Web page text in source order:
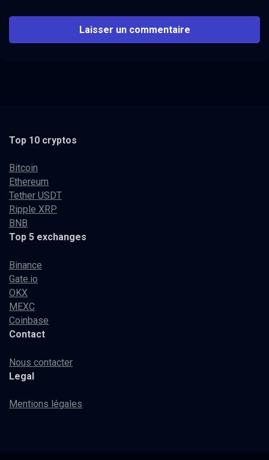
Top 10 cryptos
Bitcoin
Ethereum
Tether USDT
Ripple XRP
BNB
Top 5 exchanges
Binance
Gate.io
OKX
MEXC
Coinbase
Contact
Nous contacter
Legal
Mentions légales